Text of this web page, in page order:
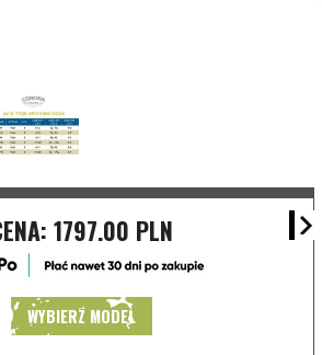
1797.00 PLN
WYBIERZ MODEL